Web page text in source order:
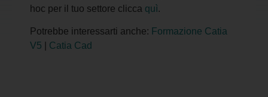
hoc per il tuo settore clicca quì.
Potrebbe interessarti anche: Formazione Catia
V5
Catia Cad